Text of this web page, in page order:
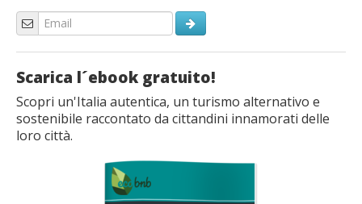
Scarica l´ebook gratuito!
Scopri un'Italia autentica, un turismo alternativo e
sostenibile raccontato da cittandini innamorati delle
loro città.